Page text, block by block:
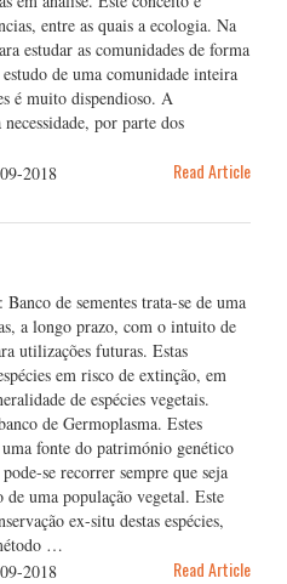
entre as quais a ecologia. Na
estudar as comunidades de forma
de uma comunidade inteira
é muito dispendioso. A
por parte dos
2018 Read Article
de sementes trata-se de uma
a longo prazo, com o intuito de
utilizações futuras. Estas
em risco de extinção, em
de espécies vegetais.
de Germoplasma. Estes
uma fonte do património genético
se recorrer sempre que seja
uma população vegetal. Este
ex-situ destas espécies,
…
2018 Read Article